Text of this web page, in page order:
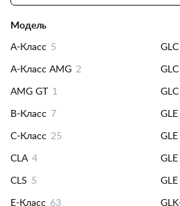
Модель
A-Класс 5
A-Класс AMG 2
AMG GT 1
B-Класс 7
C-Класс 25
CLA 4
CLS 5
E-Класс 63
GLE